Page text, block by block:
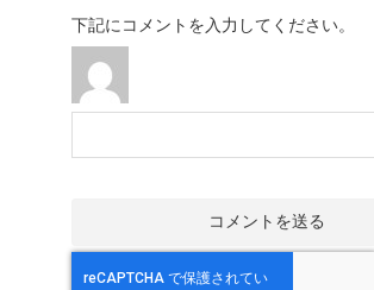
下記にコメントを入力してください。